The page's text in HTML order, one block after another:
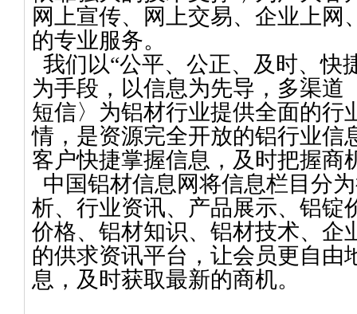
网上宣传、网上交易、企业上网
的专业服务。
我们以“公平、公正、及时、快
为手段，以信息为先导，多渠道
短信〉为铝材行业提供全面的行
情，是资源完全开放的铝行业信
客户快捷掌握信息，及时把握商
中国铝材信息网将信息栏目分
析、行业资讯、产品展示、铝锭
价格、铝材知识、铝材技术、企
的供求资讯平台，让会员更自由
息，及时获取最新的商机。